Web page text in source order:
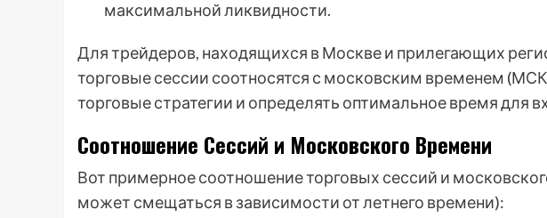
максимальной ликвидности.
Для трейдеров, находящихся в Москве и прилегающих
торговые сессии соотносятся с московским временем
торговые стратегии и определять оптимальное время для
Соотношение Сессий и Московского Времени
Вот примерное соотношение торговых сессий и
может смещаться в зависимости от летнего времени):